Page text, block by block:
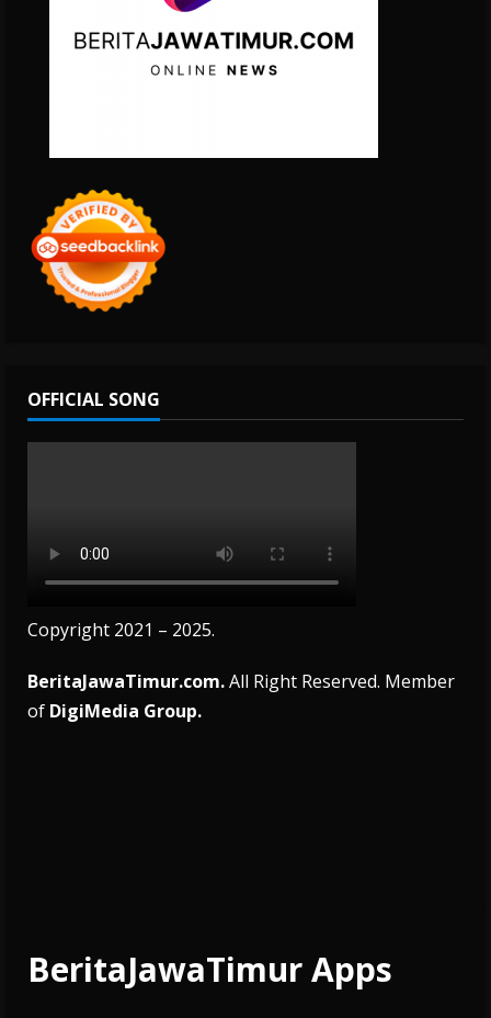
OFFICIAL SONG
Copyright 2021 – 2025.
BeritaJawaTimur.com.All Right Reserved. Member
of DigiMedia Group.
BeritaJawaTimur Apps